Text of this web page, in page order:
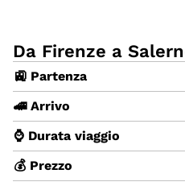
Da Firenze a
🚉 Partenza
🚄 Arrivo
⌚ Durata viaggio
💰 Prezzo